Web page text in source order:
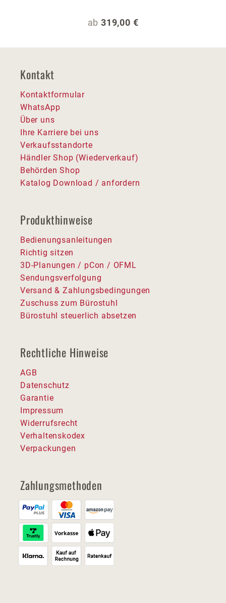
Regulärer Preis:
ab 319,00 €
Kontakt
Kontaktformular
WhatsApp
Über uns
Ihre Karriere bei uns
Verkaufsstandorte
Händler Shop (Wiederverkauf)
Behörden Shop
Katalog Download / anfordern
Produkthinweise
Bedienungsanleitungen
Richtig sitzen
3D-Planungen / pCon / OFML
Sendungsverfolgung
Versand & Zahlungsbedingungen
Zuschuss zum Bürostuhl
Bürostuhl steuerlich absetzen
Rechtliche Hinweise
AGB
Datenschutz
Garantie
Impressum
Widerrufsrecht
Verhaltenskodex
Verpackungen
Zahlungsmethoden